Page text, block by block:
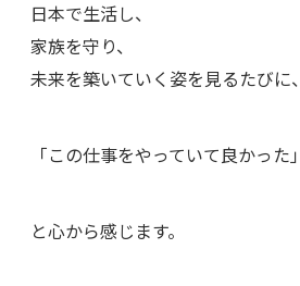
日本で生活し、
家族を守り、
未来を築いていく姿を見るたびに、
「この仕事をやっていて良かった」
と心から感じます。